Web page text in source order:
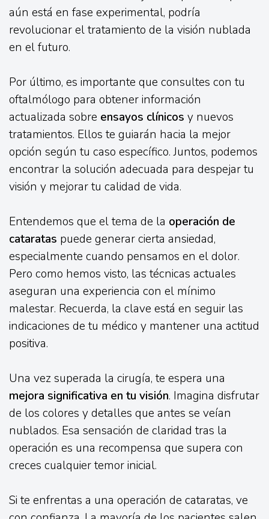
aún está en fase experimental, podría
revolucionar el tratamiento de la visión nublada
en el futuro.
Por último, es importante que consultes con tu
oftalmólogo para obtener información
actualizada sobre ensayos clínicos y nuevos
tratamientos. Ellos te guiarán hacia la mejor
opción según tu caso específico. Juntos, podemos
encontrar la solución adecuada para despejar tu
visión y mejorar tu calidad de vida.
Entendemos que el tema de la operación de
cataratas puede generar cierta ansiedad,
especialmente cuando pensamos en el dolor.
Pero como hemos visto, las técnicas actuales
aseguran una experiencia con el mínimo
malestar. Recuerda, la clave está en seguir las
indicaciones de tu médico y mantener una actitud
positiva.
Una vez superada la cirugía, te espera una
mejora significativa en tu visión. Imagina disfrutar
de los colores y detalles que antes se veían
nublados. Esa sensación de claridad tras la
operación es una recompensa que supera con
creces cualquier temor inicial.
Si te enfrentas a una operación de cataratas, ve